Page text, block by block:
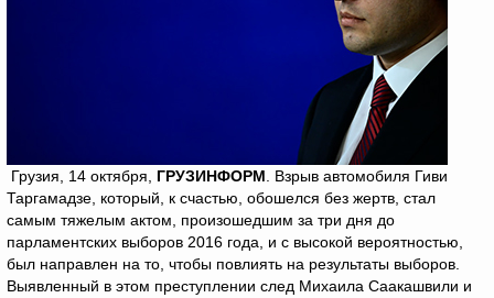
Грузия, 14 октября, ГРУЗИНФОРМ . Взрыв автомобиля Гиви
Таргамадзе, который, к счастью, обошелся без жертв, стал
самым тяжелым актом, произошедшим за три дня до
парламентских выборов 2016 года, и с высокой вероятностью,
был направлен на то, чтобы повлиять на результаты выборов.
Выявленный в этом преступлении след Михаила Саакашвили и